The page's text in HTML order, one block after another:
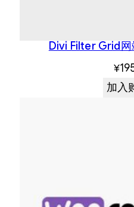
Divi Filter Grid网
¥
加入